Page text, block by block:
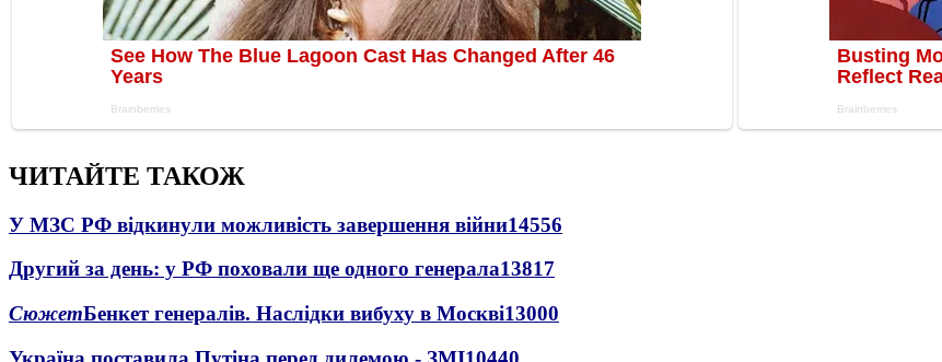
ЧИТАЙТЕ ТАКОЖ
У МЗС РФ відкинули можливість завершення війни14556
Другий за день: у РФ поховали ще одного генерала13817
СюжетБенкет генералів. Наслідки вибуху в Москві13000